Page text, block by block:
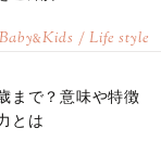
Baby&Kids / Life style
まで？意味や特徴
とは